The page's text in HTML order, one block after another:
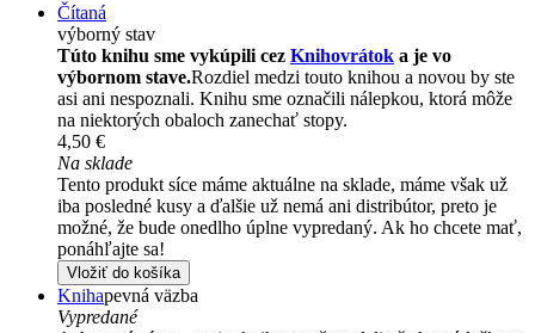
Čítaná
výborný stav
Túto knihu sme vykúpili cez Knihovrátok a je vo
výbornom stave.Rozdiel medzi touto knihou a novou by ste
asi ani nespoznali. Knihu sme označili nálepkou, ktorá môže
na niektorých obaloch zanechať stopy.
4,50 €
Na sklade
Tento produkt síce máme aktuálne na sklade, máme však už
iba posledné kusy a ďalšie už nemá ani distribútor, preto je
možné, že bude onedlho úplne vypredaný. Ak ho chcete mať,
ponáhľajte sa!
Vložiť do košíka
Knihapevná väzba
Vypredané